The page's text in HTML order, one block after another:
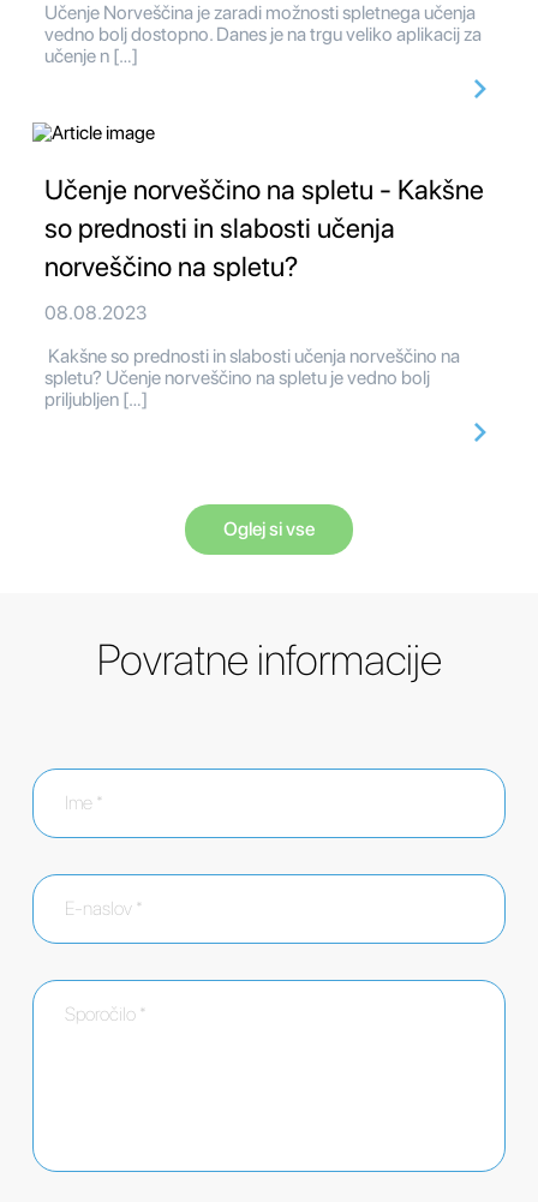
Učenje Norveščina je zaradi možnosti spletnega učenja
vedno bolj dostopno. Danes je na trgu veliko aplikacij za
učenje n […]
Učenje norveščino na spletu - Kakšne
so prednosti in slabosti učenja
norveščino na spletu?
08.08.2023
Kakšne so prednosti in slabosti učenja norveščino na
spletu? Učenje norveščino na spletu je vedno bolj
priljubljen […]
Oglej si vse
Povratne informacije